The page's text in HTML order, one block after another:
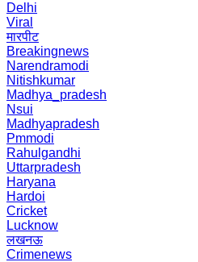
Delhi
Viral
मारपीट
Breakingnews
Narendramodi
Nitishkumar
Madhya_pradesh
Nsui
Madhyapradesh
Pmmodi
Rahulgandhi
Uttarpradesh
Haryana
Hardoi
Cricket
Lucknow
लखनऊ
Crimenews